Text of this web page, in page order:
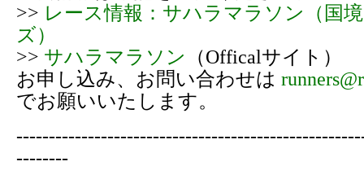
>> レース情報：サハラマラソン（国
ズ）
>> サハラマラソン
（Officalサイト）
お申し込み、お問い合わせは
でお願いいたします。
--------